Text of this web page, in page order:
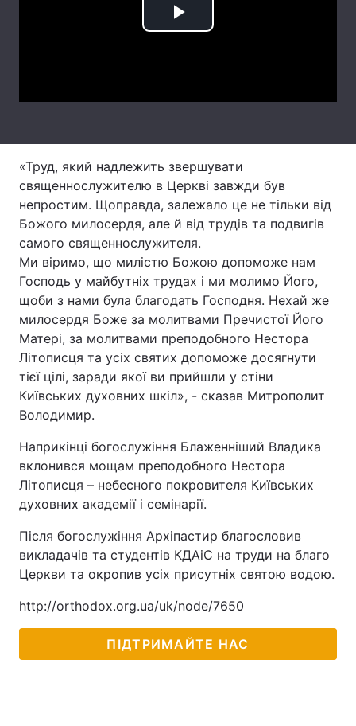
Інциденти
Лонгріди
Відео з Youtube
Інтерв'ю Думки
Архів Вакансії
Контакти
Послуги
Play
«Труд, який надлежить звершувати
священнослужителю в Церкві завжди був
непростим. Щоправда, залежало це не тільки від
Божого милосердя, але й від трудів та подвигів
самого священнослужителя.
Ми віримо, що милістю Божою допоможе нам
Господь у майбутніх трудах і ми молимо Його,
щоби з нами була благодать Господня. Нехай же
милосердя Боже за молитвами Пречистої Його
Матері, за молитвами преподобного Нестора
Літописця та усіх святих допоможе досягнути
тієї цілі, заради якої ви прийшли у стіни
Київських духовних шкіл», - сказав Митрополит
Володимир.
Наприкінці богослужіння Блаженніший Владика
вклонився мощам преподобного Нестора
Літописця – небесного покровителя Київських
духовних академії і семінарії.
Після богослужіння Архіпастир благословив
викладачів та студентів КДАіС на труди на благо
Церкви та окропив усіх присутніх святою водою.
http://orthodox.org.ua/uk/node/7650
ПІДТРИМАЙТЕ НАС